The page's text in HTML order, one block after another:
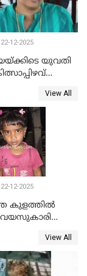
12-2025
യുവതി
View All
12-2025
കുളത്തിൽ
View All